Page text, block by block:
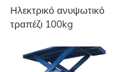
Ηλεκτρικό ανυψωτικό
τραπέζι 100kg